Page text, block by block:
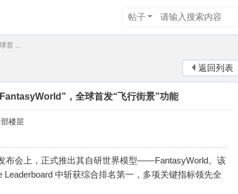
帖子
首 ...
返回列表
，全球首发“飞行街景”功能
楼层
布会上，正式推出其自研世界模型——FantasyWorld。该
中斩获综合排名第一，多项关键指标领先全